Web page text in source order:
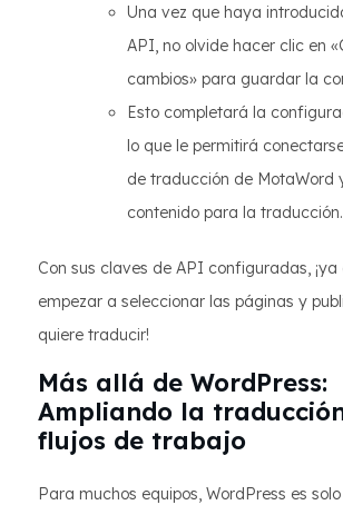
Una vez que haya
API, no olvide hacer clic en
cambios» para guardar la
Esto completará la
lo que le permitirá
de traducción de MotaWord
contenido para la traducción.
Con sus claves de API configuradas,
empezar a seleccionar las páginas y
quiere traducir!
Más allá de WordPress:
Ampliando la
flujos de trabajo
Para muchos equipos, WordPress es